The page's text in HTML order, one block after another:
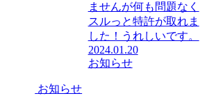
ませんが何も問題なく
スルっと特許が取れま
した！うれしいです。
2024.01.20
お知らせ
お知らせ